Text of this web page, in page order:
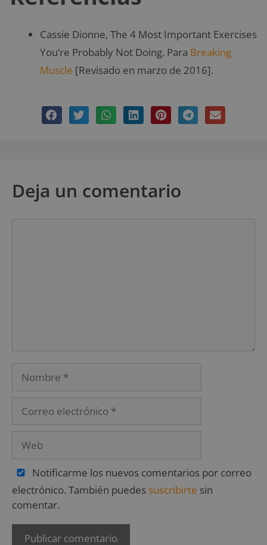
Cassie Dionne, The 4 Most Important Exercises
You’re Probably Not Doing. Para Breaking
Muscle [Revisado en marzo de 2016].
Deja un comentario
Notificarme los nuevos comentarios por correo
electrónico. También puedes suscribirte sin
comentar.